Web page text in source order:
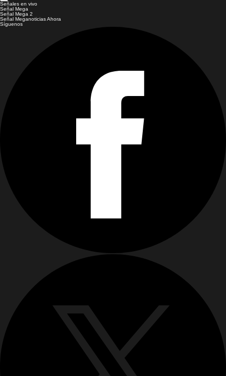
Señales en vivo
Señal Mega
Señal Mega 2
Señal Meganoticias Ahora
Síguenos